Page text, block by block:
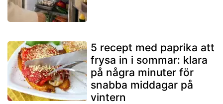
5 recept med paprika att
frysa in i sommar: klara
på några minuter för
snabba middagar på
vintern